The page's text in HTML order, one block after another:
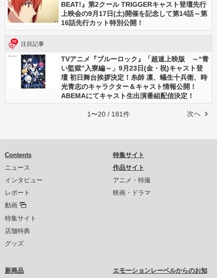
BEAT!』第2クール TRIGGERキャスト登壇先行
上映会の9月17日(土)開催を記念して第14話～第
16話先行カット特別公開！
注目記事
TVアニメ『ブルーロック』「超速上映版 ～“青
い監獄”入寮編～」9月23日(金・祝)キャスト登
壇 初日舞台挨拶決定！糸師 凛、蟻生十兵衛、時
光青志のキャラクター＆キャスト情報公開！
ABEMAにてキャスト生出演番組配信決定！
次へ
1〜20 / 181件
Contents
ニュース
インタビュー
レポート
動画
特集サイト
店舗特典
グッズ
特集サイト
作品サイト
アニメ・特撮
映画・ドラマ
新商品 エモーションレーベルからのお知